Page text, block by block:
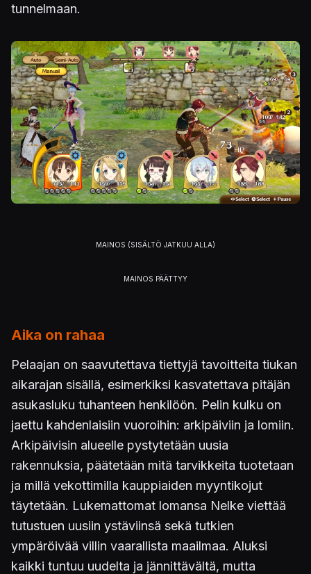
tunnelmaan.
Aika on rahaa
Pelaajan on saavutettava tiettyjä tavoitteita tiukan
aikarajan sisällä, esimerkiksi kasvatettava pitäjän
asukasluku tuhanteen henkilöön. Pelin kulku on
jaettu kahdenlaisiin vuoroihin: arkipäiviin ja lomiin.
Arkipäivisin alueelle pystytetään uusia
rakennuksia, päätetään mitä tarvikkeita tuotetaan
ja millä vekottimilla kauppiaiden myyntikojut
täytetään. Lukemattomat lomansa Nelke viettää
tutustuen uusiin ystäviinsä sekä tutkien
ympäröivää villin vaarallista maailmaa. Aluksi
kaikki tuntuu uudelta ja jännittävältä, mutta